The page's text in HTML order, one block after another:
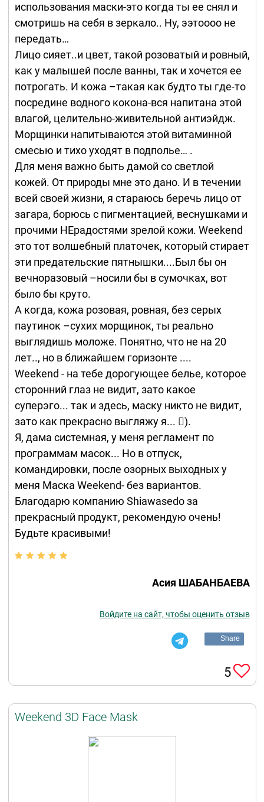
использования маски-это когда ты ее снял и
смотришь на себя в зеркало.. Ну, ээтоооо не
передать…
Лицо сияет..и цвет, такой розоватый и ровный,
как у малышей после ванны, так и хочется ее
потрогать. И кожа –такая как будто ты где-то
посредине водного кокона-вся напитана этой
влагой, целительно-живительной антиэйдж.
Морщинки напитываются этой витаминной
смесью и тихо уходят в подполье… .
Для меня важно быть дамой со светлой
кожей. От природы мне это дано. И в течении
всей своей жизни, я стараюсь беречь лицо от
загара, борюсь с пигментацией, веснушками и
прочими НЕрадостями зрелой кожи. Weekend
это тот волшебный платочек, который стирает
эти предательские пятнышки....Был бы он
вечноразовый –носили бы в сумочках, вот
было бы круто.
А когда, кожа розовая, ровная, без серых
паутинок –сухих морщинок, ты реально
выглядишь моложе. Понятно, что не на 20
лет.., но в ближайшем горизонте ....
Weekend - на тебе дорогующее белье, которое
сторонний глаз не видит, зато какое
суперэго... так и здесь, маску никто не видит,
зато как прекрасно выгляжу я... ).
Я, дама системная, у меня регламент по
программам масок... Но в отпуск,
командировки, после озорных выходных у
меня Маска Weekend- без вариантов.
Благодарю компанию Shiawasedo за
прекрасный продукт, рекомендую очень!
Будьте красивыми!
Асия ШАБАНБАЕВА
Войдите на сайт, чтобы оценить отзыв
Share
5
Weekend 3D Face Mask